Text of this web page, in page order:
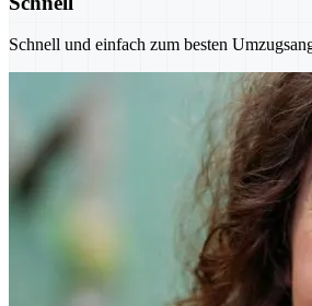
Schnell und einfach zum besten